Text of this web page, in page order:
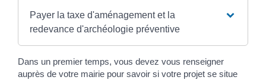
Payer la taxe d'aménagement et la
redevance d'archéologie préventive
Dans un premier temps, vous devez vous renseigner
auprès de votre mairie pour savoir si votre projet se situe